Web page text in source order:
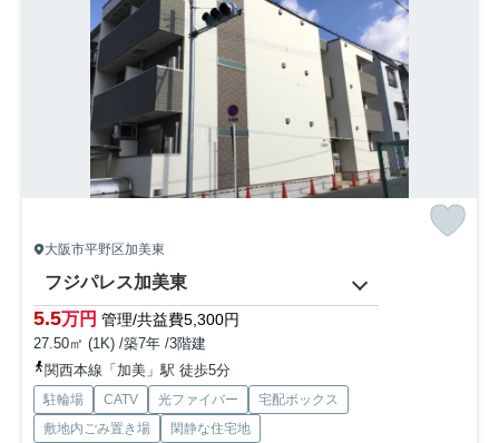
大阪市平野区加美東
フジパレス加美東
5.5万円 管理/共益費5,300円
27.50㎡ (1K) /築7年 /3階建
関西本線「加美」駅 徒歩5分
駐輪場 CATV 光ファイバー
宅配ボックス
敷地内ごみ置き場
閑静な住宅地